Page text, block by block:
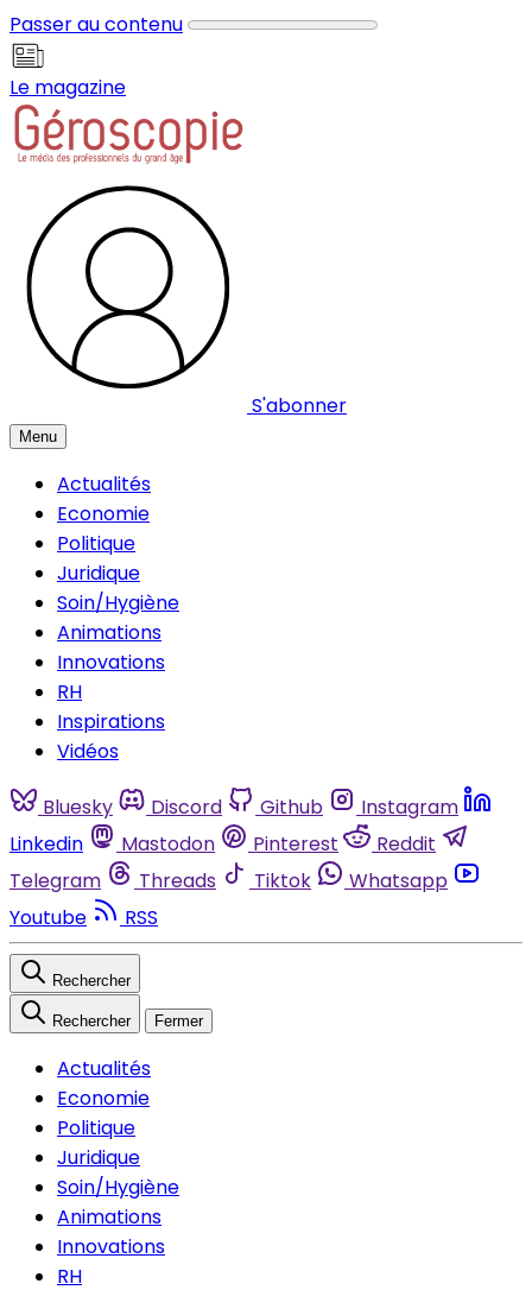
Passer au contenu
Le magazine
S'abonner
Menu
Actualités
Economie
Politique
Juridique
Soin/Hygiène
Animations
Innovations
RH
Inspirations
Vidéos
Bluesky Discord Github
Instagram
Linkedin
Mastodon Pinterest
Reddit
Telegram
Threads Tiktok
Whatsapp
Youtube
RSS
Rechercher
Rechercher Fermer
Actualités
Economie
Politique
Juridique
Soin/Hygiène
Animations
Innovations
RH
Panneau de gestion des cookies